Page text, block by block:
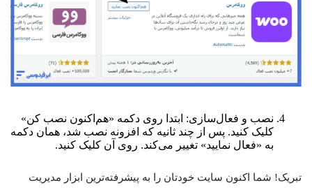
نصب و فعال‌سازی: ابتدا روی دکمه «هم‌اکنون نصب کن»
کلیک کنید. پس از چند ثانیه که افزونه نصب شد، همان دکمه
به «فعال نمایید» تغییر می‌کند. روی آن کلیک کنید.
تبریک! شما اکنون سایت خودتان را به پیشرفته‌ترین ابزار مدیریت